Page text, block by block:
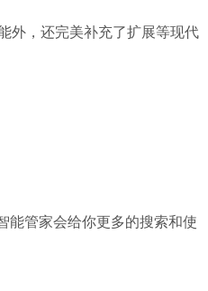
，还完美补充了扩展等现代
管家会给你更多的搜索和使
软件大小：5.15 MB